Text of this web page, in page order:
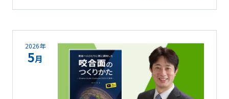
2026年
5月